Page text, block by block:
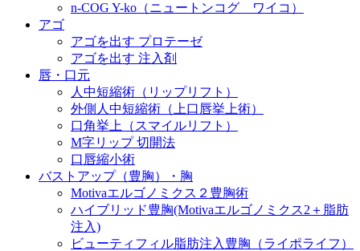
n-COG Y-ko（ニュートンコグ ワイコ）
アゴ
アゴを出す プロテーゼ
アゴを出す 注入剤
唇・口元
人中短縮術（リップリフト）
外側人中短縮術（上口唇挙上術）
口角挙上（スマイルリフト）
M字リップ 切開法
口唇縮小術
バストアップ（豊胸）・胸
Motivaエルゴノミクス２豊胸術
ハイブリッド豊胸(Motivaエルゴノミクス2＋脂肪
注入)
ビューティフィル脂肪注入豊胸（ライポライフ）